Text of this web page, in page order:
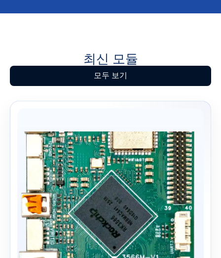
최신 모듈
모두 보기